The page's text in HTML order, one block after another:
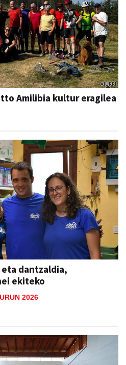
Amilibia kultur eragilea
dantzaldia,
ekiteko
2026